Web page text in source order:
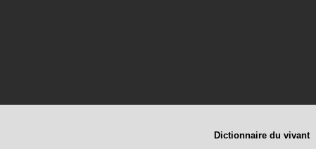
Dictionnaire du vivant